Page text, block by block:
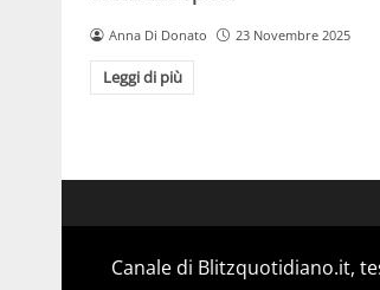
Anna Di Donato 23 Novembre 2025
Leggi di più
Canale di Blitzquotidiano.it,